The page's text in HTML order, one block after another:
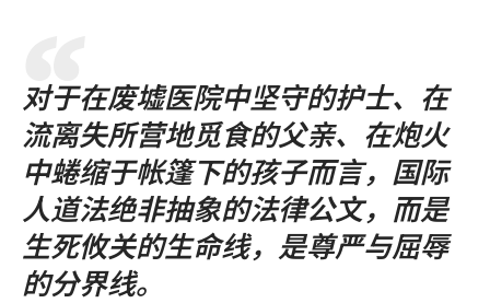
对于在废墟医院中坚守的护士、在
流离失所营地觅食的父亲、在炮火
中蜷缩于帐篷下的孩子而言，国际
人道法绝非抽象的法律公文，而是
生死攸关的生命线，是尊严与屈辱
的分界线。